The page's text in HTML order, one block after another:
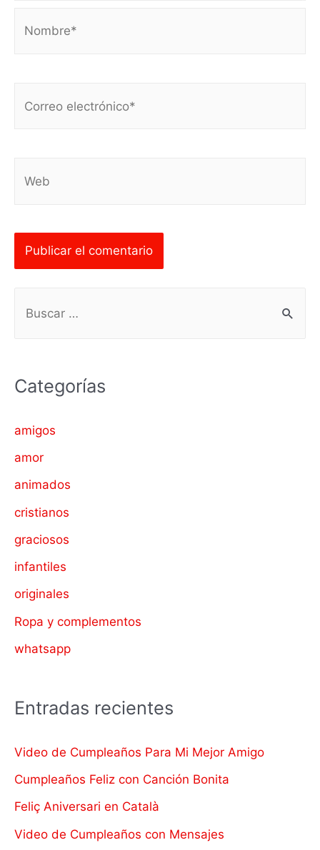
a
r
:
Categorías
amigos
amor
animados
cristianos
graciosos
infantiles
originales
Ropa y complementos
whatsapp
Entradas recientes
Video de Cumpleaños Para Mi Mejor Amigo
Cumpleaños Feliz con Canción Bonita
Feliç Aniversari en Català
Video de Cumpleaños con Mensajes